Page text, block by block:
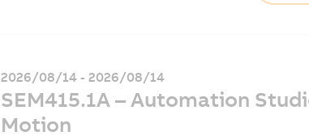
2026/08/14 - 2026/08/14
SEM415.1A – Automation
Motion